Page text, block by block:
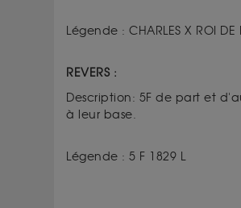
Légende : CHARLES X ROI DE
REVERS :
Description: 5F de part et
à leur base.
Légende : 5 F 1829 L